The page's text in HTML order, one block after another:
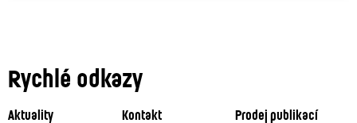
Rychlé odkazy
Aktuality Kontakt
Prodej publikací